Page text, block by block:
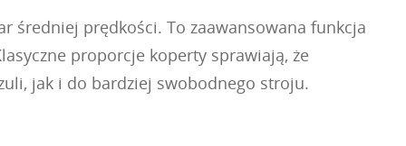
średniej prędkości. To zaawansowana funkcja
proporcje koperty sprawiają, że
jak i do bardziej swobodnego stroju.